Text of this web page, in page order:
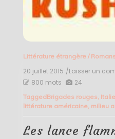
Littérature étrangère/
20 juillet 2015 /Laisser un
800 mots 24
TaggedBrigades rouges Italie
littérature américaine, milieu
Les lance